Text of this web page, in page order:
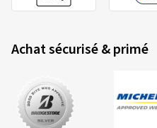
Achat sécurisé & primé